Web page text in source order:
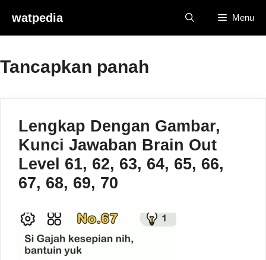
content
watpedia Menu
Tancapkan panah
Lengkap Dengan Gambar,
Kunci Jawaban Brain Out
Level 61, 62, 63, 64, 65, 66,
67, 68, 69, 70